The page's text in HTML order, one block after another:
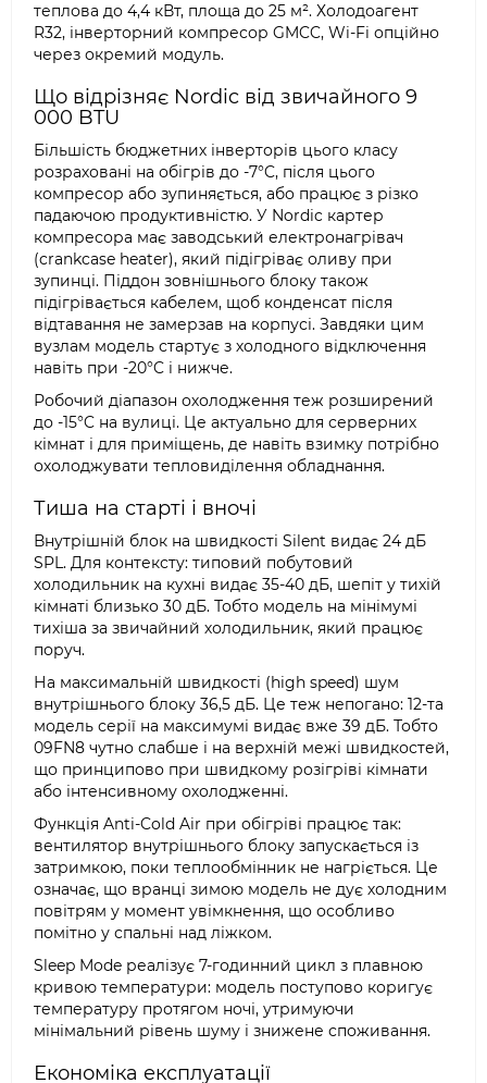
теплова до 4,4 кВт, площа до 25 м². Холодоагент
R32, інверторний компресор GMCC, Wi-Fi опційно
через окремий модуль.
Що відрізняє Nordic від звичайного 9
000 BTU
Більшість бюджетних інверторів цього класу
розраховані на обігрів до -7°C, після цього
компресор або зупиняється, або працює з різко
падаючою продуктивністю. У Nordic картер
компресора має заводський електронагрівач
(crankcase heater), який підігріває оливу при
зупинці. Піддон зовнішнього блоку також
підігрівається кабелем, щоб конденсат після
відтавання не замерзав на корпусі. Завдяки цим
вузлам модель стартує з холодного відключення
навіть при -20°C і нижче.
Робочий діапазон охолодження теж розширений
до -15°C на вулиці. Це актуально для серверних
кімнат і для приміщень, де навіть взимку потрібно
охолоджувати тепловиділення обладнання.
Тиша на старті і вночі
Внутрішній блок на швидкості Silent видає 24 дБ
SPL. Для контексту: типовий побутовий
холодильник на кухні видає 35-40 дБ, шепіт у тихій
кімнаті близько 30 дБ. Тобто модель на мінімумі
тихіша за звичайний холодильник, який працює
поруч.
На максимальній швидкості (high speed) шум
внутрішнього блоку 36,5 дБ. Це теж непогано: 12-та
модель серії на максимумі видає вже 39 дБ. Тобто
09FN8 чутно слабше і на верхній межі швидкостей,
що принципово при швидкому розігріві кімнати
або інтенсивному охолодженні.
Функція Anti-Cold Air при обігріві працює так:
вентилятор внутрішнього блоку запускається із
затримкою, поки теплообмінник не нагріється. Це
означає, що вранці зимою модель не дує холодним
повітрям у момент увімкнення, що особливо
помітно у спальні над ліжком.
Sleep Mode реалізує 7-годинний цикл з плавною
кривою температури: модель поступово коригує
температуру протягом ночі, утримуючи
мінімальний рівень шуму і знижене споживання.
Економіка експлуатації